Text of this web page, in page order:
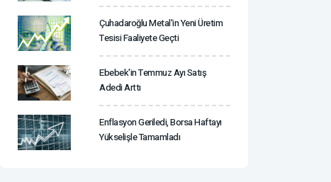
Çuhadaroğlu Metal'in Yeni Üretim
Tesisi Faaliyete Geçti
Ebebek'in Temmuz Ayı Satış
Adedi Arttı
Enflasyon Geriledi, Borsa Haftayı
Yükselişle Tamamladı